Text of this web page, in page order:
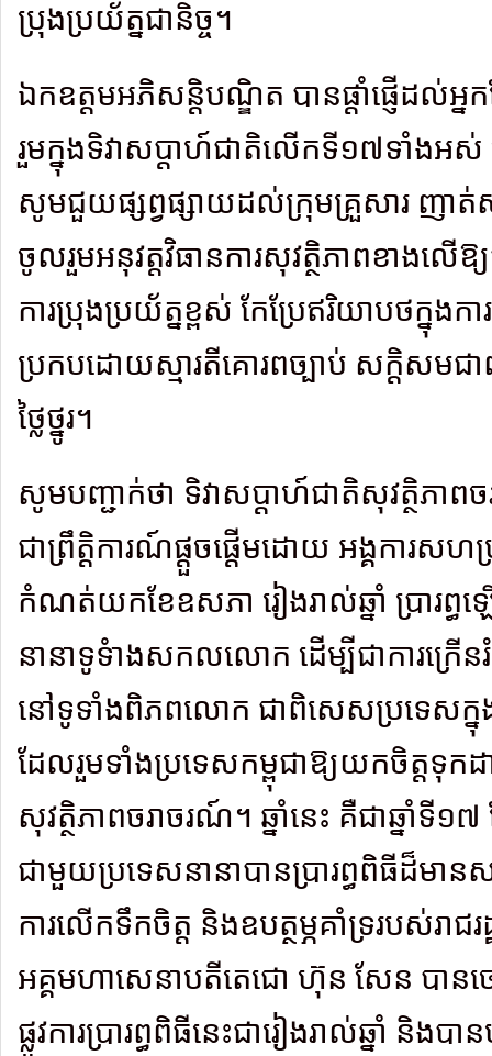
ប្រុងប្រយ័ត្នជានិច្ច។
ឯកឧត្តមអភិសន្តិបណ្ឌិត បានផ្តាំផ្ញើដល់
រួមក្នុងទិវាសប្តាហ៍ជាតិលើកទី១៧ទាំង
សូមជួយផ្សព្វផ្សាយដល់ក្រុមគ្រួសារ ញាត់ស
ចូលរួមអនុវត្តវិធានការសុវត្ថិភាពខាងលើឱ្យ
ការប្រុងប្រយ័ត្នខ្ពស់ កែប្រែឥរិយាបថក្នុងកា
ប្រកបដោយស្មារតីគោរពច្បាប់ សក្តិសមជ
ថ្លៃថ្នូរ។
សូមបញ្ជាក់ថា ទិវាសប្ដាហ៍ជាតិសុវត្ថិភាពច
ជាព្រឹត្តិការណ៍ផ្តួចផ្តើមដោយ អង្គការសហ
កំណត់យកខែឧសភា រៀងរាល់ឆ្នាំ ប្រារព្ធ
នានាទូទំាងសកលលោក ដើម្បីជាការក្រើ
នៅទូទាំងពិភពលោក ជាពិសេសប្រទេសក្
ដែលរួមទាំងប្រទេសកម្ពុជាឱ្យយកចិត្តទុ
សុវត្ថិភាពចរាចរណ៍។ ឆ្នាំនេះ គឺជាឆ្នាំទី១
ជាមួយប្រទេសនានាបានប្រារព្ធពិធីដ៏មាន
ការលើកទឹកចិត្ត និងឧបត្ថម្ភគាំទ្ររបស់រាជ
អគ្គមហាសេនាបតីតេជោ ហ៊ុន សែន បាន
ផ្លូវការប្រារព្ធពិធីនេះជារៀងរាល់ឆ្នាំ និងបា